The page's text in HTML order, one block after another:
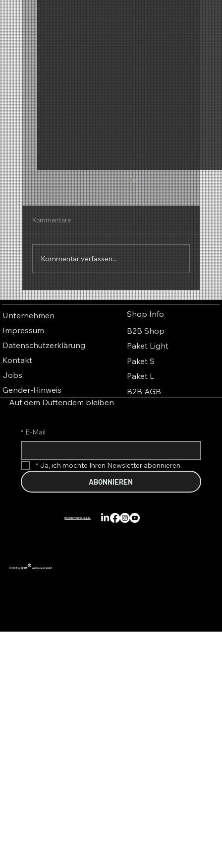
Warum Düfte klingen – Die faszinierende
Verbindung zwischen Parfüm, Musik und
Farben
Kommentare
Kommentar verfassen...
Unternehmen
Impressum
Datenschutzerklärung
Kontakt
Jobs
Gender-Hinweis
Shop Info
B2B Shop
Paket Light
Paket S
Paket L
B2B AGB
Auf dem Duftendem bleiben
* E-Mail
* Ja, ich möchte Ihren Newsletter abonnieren.
ABONNIEREN
info@duftmarketing.de
© 2026 by REIMA® AirConcept GmbH